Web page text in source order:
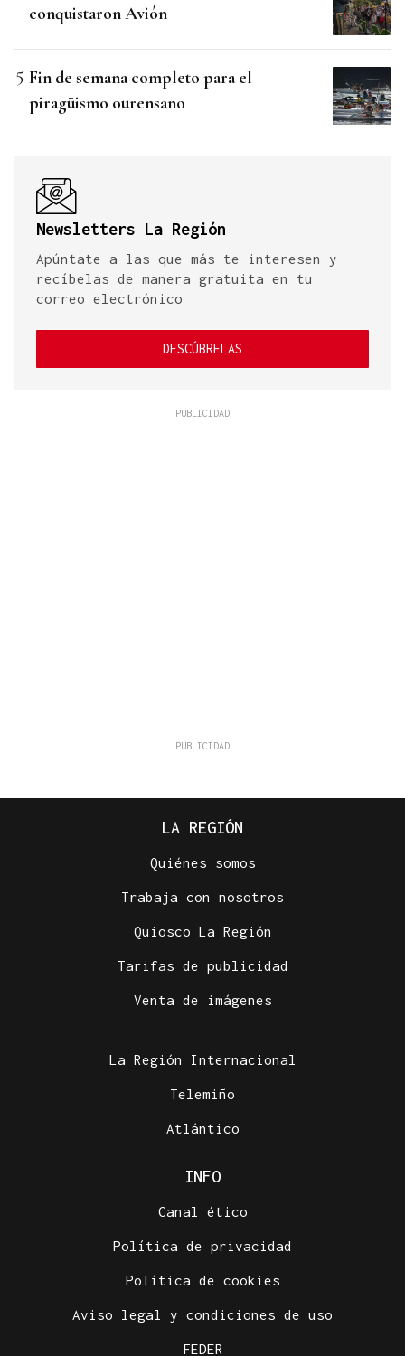
conquistaron Avión
Fin de semana completo para el
piragüismo ourensano
Newsletters La Región
Apúntate a las que más te interesen y
recíbelas de manera gratuita en tu
correo electrónico
DESCÚBRELAS
LA REGIÓN
Quiénes somos
Trabaja con nosotros
Quiosco La Región
Tarifas de publicidad
Venta de imágenes
La Región Internacional
Telemiño
Atlántico
INFO
Canal ético
Política de privacidad
Política de cookies
Aviso legal y condiciones de uso
FEDER